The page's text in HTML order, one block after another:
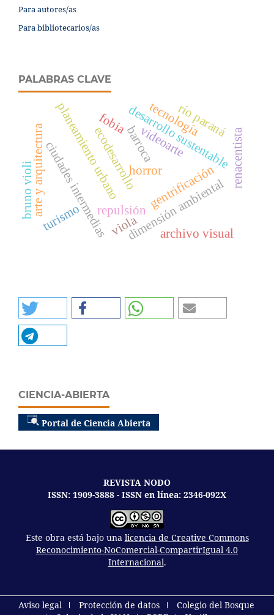
Para autores/as
Para bibliotecarios/as
PALABRAS CLAVE
gentrificación
ecodesarrollo
repulsión
horror
planeamiento urbanodesarrollo sustentable
ciudades intermedias dimensión ambiental
viola
videoarte renacentista
barroca
arte y arquitectura
bruno violi
fobia tecnologíarío paraná
archivo visual
turismo
CIENCIA-ABIERTA
Portal de Ciencia Abierta
REVISTA NODO
ISSN: 1909-3888 - ISSN en línea: 2346-092X
Este obra está bajo una licencia de Creative Commons
Reconocimiento-NoComercial-CompartirIgual 4.0
Internacional.
Aviso legal Protección de datos
Colegio del Bosque